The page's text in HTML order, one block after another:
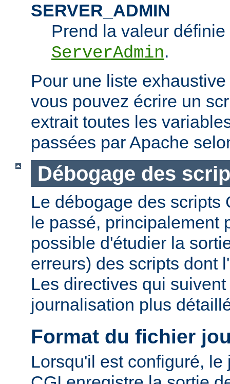
SERVER_ADMIN
Prend la valeur
ServerAdmin.
Pour une liste
vous pouvez écrire un
extrait toutes les
passées par Apache
Débogage des
Le débogage des scripts
le passé, principalement
possible d'étudier la
erreurs) des scripts dont
Les directives qui
journalisation plus
Format du fichier
Lorsqu'il est configuré,